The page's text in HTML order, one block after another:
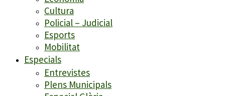
Cultura
Policial – Judicial
Esports
Mobilitat
Especials
Entrevistes
Plens Municipals